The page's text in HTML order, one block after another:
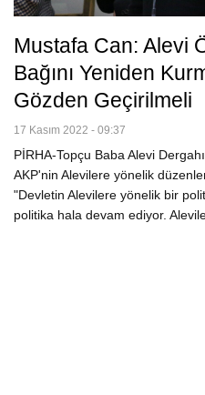
Mustafa Can: Alevi
Bağını Yeniden
Gözden Geçirilmeli
17 Kasım 2022 - 09:37
PİRHA-Topçu Baba Alevi
AKP'nin Alevilere yönelik
"Devletin Alevilere yönelik bir
politika hala devam ediyor.